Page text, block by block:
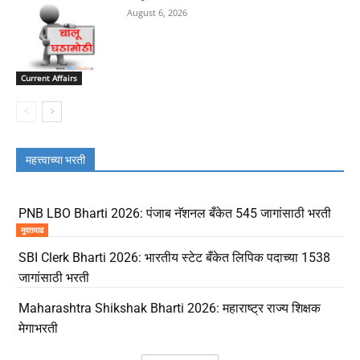
Current Affairs
August 6, 2026
महत्त्वाच्या भरती
PNB LBO Bharti 2026: पंजाब नॅशनल बँकेत 545 जागांसाठी भरती
मुदतवाढ
SBI Clerk Bharti 2026: भारतीय स्टेट बँकेत लिपिक पदाच्या 1538
जागांसाठी भरती
Maharashtra Shikshak Bharti 2026: महाराष्ट्र राज्य शिक्षक
मेगाभरती